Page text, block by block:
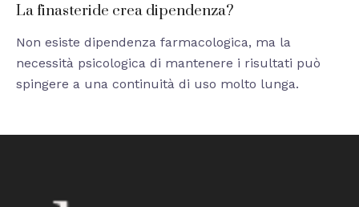
La finasteride crea dipendenza?
Non esiste dipendenza farmacologica, ma la
necessità psicologica di mantenere i risultati può
spingere a una continuità di uso molto lunga.